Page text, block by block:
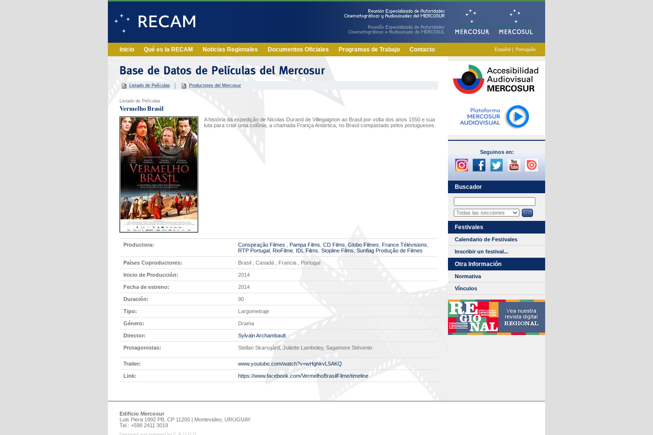
Inicio Qué es la RECAM Noticias Regionales Documentos Oficiales Programas de Trabajo Contacto Português
Español
Listado de Películas Productores del Mercosur
Listado de Películas
Vermelho Brasil
A história da expedição de Nicolas Durand de Villegaignon ao Brasil por volta dos anos 1550 e sua
luta para criar uma colônia, a chamada França Antártica, no Brasil conquistado pelos portugueses.
Productora: Conspiração Filmes Pampa Films CD Films Globo Filmes France Télévisions
RTP Portugal RioFilme IDL Films Stopline Films Sunflag Produção de Filmes
Países Coproductores: Brasil , Canadá , Francia , Portugal
Inicio de Producción: 2014
Fecha de estreno: 2014
Duración: 90
Tipo: Largometraje
Género: Drama
Director: Sylvain Archambault
Protagonistas: Stellan Skarsgård, Juliette Lamboley, Sagamore Stévenin
Trailer: www.youtube.com/watch?v=wHghkvL5AKQ
Link: https://www.facebook.com/VermelhoBrasilFilme/timeline
Seguinos en:
Buscador
Festivales
Calendario de Festivales
Inscribir un festival...
Otra Información
Normativa
Vínculos
Edificio Mercosur
Luis Piera 1992 PB, CP 11200 | Montevideo, URUGUAY
Tel.: +598 2411 3019